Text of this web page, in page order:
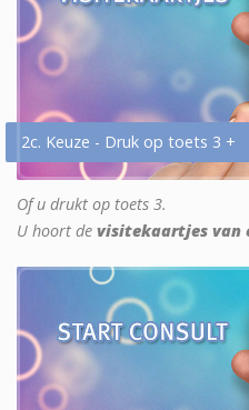
2c. Keuze - Druk op toets 3 +
Of u drukt op toets 3.
U hoort de visitekaartjes van